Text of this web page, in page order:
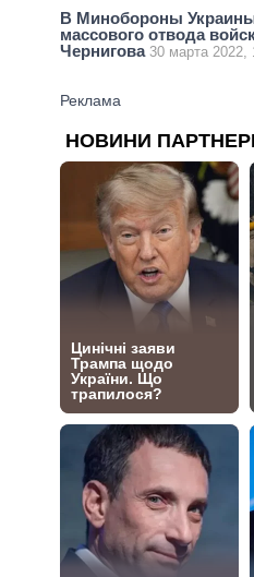
В Минобороны
массового отвода
Чернигова 30 марта 2022,